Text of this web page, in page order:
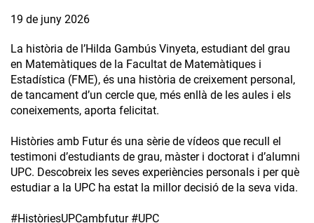
19 de juny 2026
La història de l’Hilda Gambús Vinyeta, estudiant del grau
en Matemàtiques de la Facultat de Matemàtiques i
Estadística (FME), és una història de creixement personal,
de tancament d’un cercle que, més enllà de les aules i els
coneixements, aporta felicitat.
Històries amb Futur és una sèrie de vídeos que recull el
testimoni d’estudiants de grau, màster i doctorat i d’alumni
UPC. Descobreix les seves experiències personals i per què
estudiar a la UPC ha estat la millor decisió de la seva vida.
#HistòriesUPCambfutur #UPC